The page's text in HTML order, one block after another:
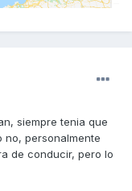
siempre tenia que
no, personalmente
de conducir, pero lo